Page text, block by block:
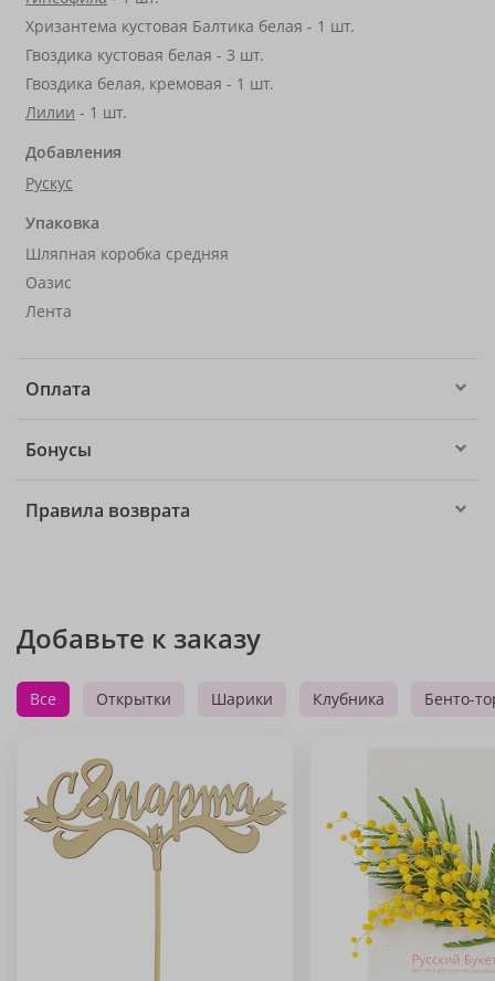
Хризантема кустовая Балтика белая - 1 шт.
Гвоздика кустовая белая - 3 шт.
Гвоздика белая, кремовая - 1 шт.
Лилии - 1 шт.
Добавления
Рускус
Упаковка
Шляпная коробка средняя
Оазис
Лента
Оплата
Бонусы
Правила возврата
Добавьте к заказу
Все Открытки Шарики Клубника Бенто-